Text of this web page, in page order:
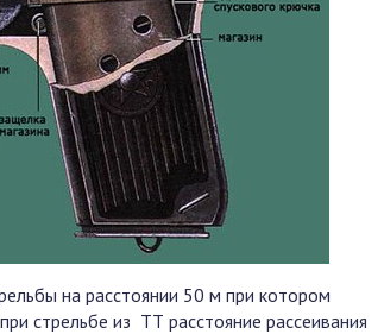
на расстоянии 50 м при котором
стрельбе из ТТ расстояние рассеивания